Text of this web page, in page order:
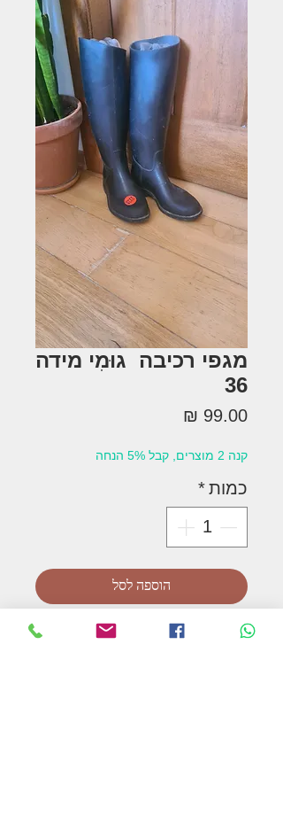
מגפי רכיבה גוּמִי מידה
36
קנה 2 מוצרים, קבל 5% הנחה
כמות*
הוספה לסל
מגפי רכיבה גוּמִי מידה 36